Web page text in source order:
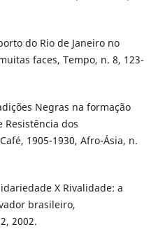
do Rio de Janeiro no
faces, Tempo, n. 8, 123-
Negras na formação
Resistência dos
1905-1930, Afro-Ásia, n.
X Rivalidade: a
brasileiro,
2002.